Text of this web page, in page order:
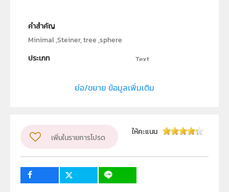
คำสำคัญ
Minimal ,Steiner, tree ,sphere
ประเภท
Text
ย่อ/ขยาย ข้อมูลเพิ่มเติม
เพิ่มในรายการโปรด
ให้คะแนน